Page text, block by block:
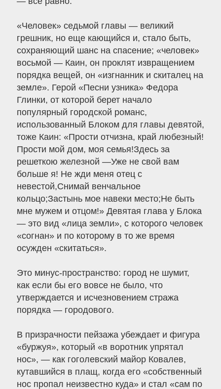
«Человек» седьмой главы — великий
грешник, но еще кающийся и, стало быть,
сохраняющий шанс на спасение; «человек»
восьмой — Каин, он проклят извращением
порядка вещей, он «изгнанник и скиталец на
земле». Герой «Песни узника» Федора
Глинки, от которой берет начало
популярный городской романс,
использованный Блоком для главы девятой,
тоже Каин: «Прости отчизна, край любезный!
Прости мой дом, моя семья!Здесь за
решеткою железной —Уже не свой вам
больше я! Не жди меня отец с
невестой,Снимай венчальное
кольцо;Застынь мое навеки место;Не быть
мне мужем и отцом!» Девятая глава у Блока
— это вид «лица земли», с которого человек
«согнан» и по которому в то же время
осужден «скитаться».
Это минус-пространство: город не шумит,
как если бы его вовсе не было, что
утверждается и исчезновением стража
порядка — городового.
В призрачности пейзажа убеждает и фигура
«буржуя», который «в воротник упрятал
нос», — как гоголевский майор Ковалев,
кутавшийся в плащ, когда его «собственный
нос пропал неизвестно куда» и стал «сам по